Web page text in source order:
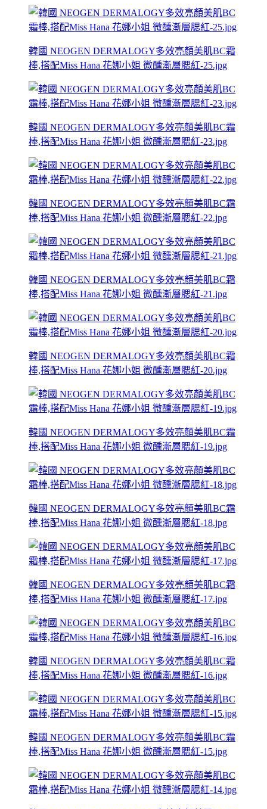
韓國 NEOGEN DERMALOGY多效亮顏美肌BC霜
棒,搭配Miss Hana 花娜小姐 微醺漸層腮紅-25.jpg
韓國 NEOGEN DERMALOGY多效亮顏美肌BC霜
棒,搭配Miss Hana 花娜小姐 微醺漸層腮紅-23.jpg
韓國 NEOGEN DERMALOGY多效亮顏美肌BC霜
棒,搭配Miss Hana 花娜小姐 微醺漸層腮紅-22.jpg
韓國 NEOGEN DERMALOGY多效亮顏美肌BC霜
棒,搭配Miss Hana 花娜小姐 微醺漸層腮紅-21.jpg
韓國 NEOGEN DERMALOGY多效亮顏美肌BC霜
棒,搭配Miss Hana 花娜小姐 微醺漸層腮紅-20.jpg
韓國 NEOGEN DERMALOGY多效亮顏美肌BC霜
棒,搭配Miss Hana 花娜小姐 微醺漸層腮紅-19.jpg
韓國 NEOGEN DERMALOGY多效亮顏美肌BC霜
棒,搭配Miss Hana 花娜小姐 微醺漸層腮紅-18.jpg
韓國 NEOGEN DERMALOGY多效亮顏美肌BC霜
棒,搭配Miss Hana 花娜小姐 微醺漸層腮紅-17.jpg
韓國 NEOGEN DERMALOGY多效亮顏美肌BC霜
棒,搭配Miss Hana 花娜小姐 微醺漸層腮紅-16.jpg
韓國 NEOGEN DERMALOGY多效亮顏美肌BC霜
棒,搭配Miss Hana 花娜小姐 微醺漸層腮紅-15.jpg